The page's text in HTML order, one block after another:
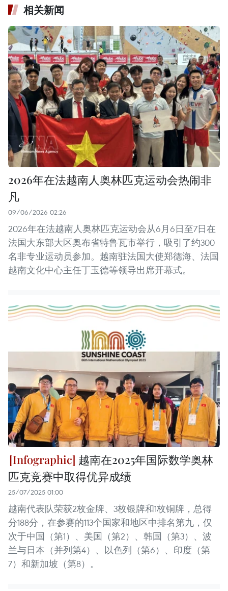
相关新闻
2026年在法越南人奥林匹克运动会热闹非
凡
09/06/2026 02:26
2026年在法越南人奥林匹克运动会从6月6日至7日在
法国大东部大区奥布省特鲁瓦市举行，吸引了约300
名非专业运动员参加。越南驻法国大使郑德海、法国
越南文化中心主任丁玉德等领导出席开幕式。
越南在2025年国际数学奥林
匹克竞赛中取得优异成绩
25/07/2025 01:00
越南代表队荣获2枚金牌、3枚银牌和1枚铜牌，总得
分188分，在参赛的113个国家和地区中排名第九，仅
次于中国（第1）、美国（第2）、韩国（第3）、波
兰与日本（并列第4）、以色列（第6）、印度（第
7）和新加坡（第8）。